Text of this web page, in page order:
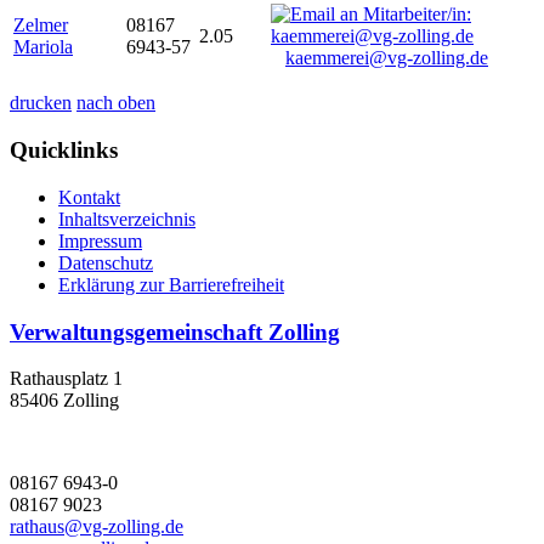
Zelmer
Mariola
08167
6943-57
2.05
kaemmerei@vg-zolling.de
drucken nach oben
Quicklinks
Kontakt
Inhaltsverzeichnis
Impressum
Datenschutz
Erklärung zur Barrierefreiheit
Verwaltungsgemeinschaft Zolling
Rathausplatz 1
85406 Zolling
08167 6943-0
08167 9023
rathaus@vg-zolling.de